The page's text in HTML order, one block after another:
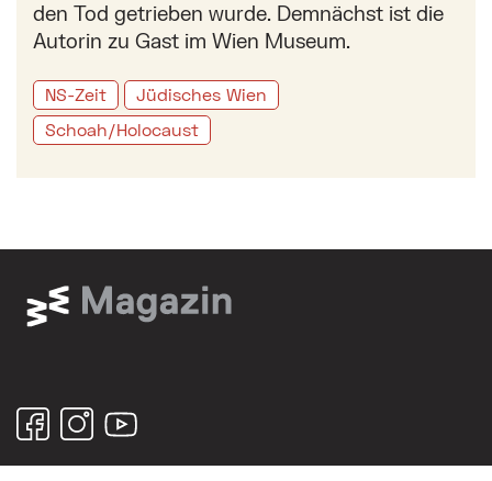
den Tod getrieben wurde. Demnächst ist die
Autorin zu Gast im Wien Museum.
NS-Zeit
Jüdisches Wien
Schoah/Holocaust